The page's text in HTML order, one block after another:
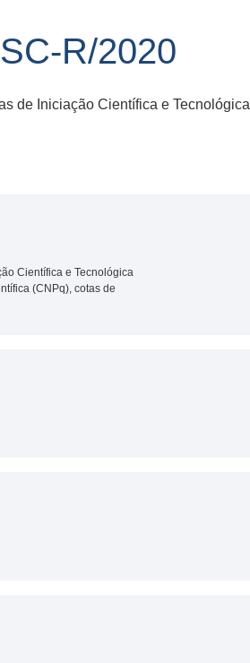
R/2020
de Iniciação Científica e
Científica e Tecnológica
(CNPq), cotas de